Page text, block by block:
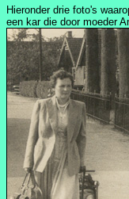
Hieronder drie foto's
een kar die door moeder